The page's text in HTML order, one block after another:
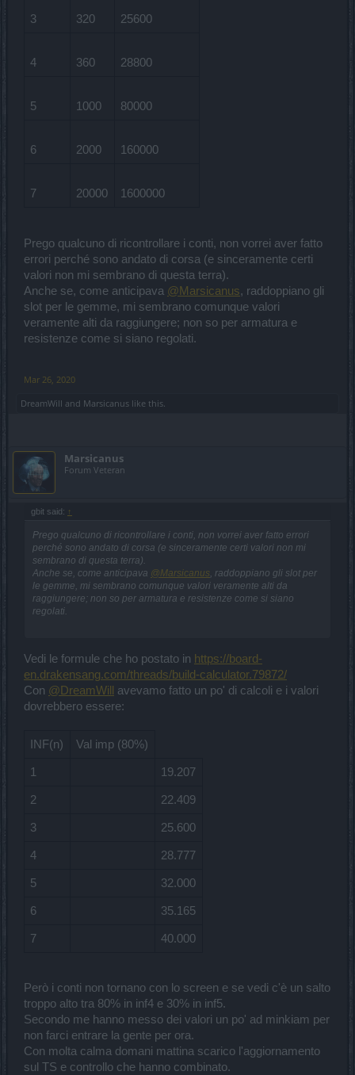
3 320 25600
4 360 28800
5 1000 80000
6 2000 160000
7 20000 1600000
Prego qualcuno di ricontrollare i conti, non vorrei aver fatto
errori perché sono andato di corsa (e sinceramente certi
valori non mi sembrano di questa terra).
Anche se, come anticipava @Marsicanus, raddoppiano gli
slot per le gemme, mi sembrano comunque valori
veramente alti da raggiungere; non so per armatura e
resistenze come si siano regolati.​
Mar 26, 2020
DreamWill and Marsicanus like this.
Marsicanus
Forum Veteran
gbit said: ↑
Prego qualcuno di ricontrollare i conti, non vorrei aver fatto errori
perché sono andato di corsa (e sinceramente certi valori non mi
sembrano di questa terra).
Anche se, come anticipava @Marsicanus, raddoppiano gli slot per
le gemme, mi sembrano comunque valori veramente alti da
raggiungere; non so per armatura e resistenze come si siano
regolati.​
Vedi le formule che ho postato in https://board-
en.drakensang.com/threads/build-calculator.79872/
Con @DreamWill avevamo fatto un po' di calcoli e i valori
dovrebbero essere:
INF(n) Val imp (80%)
1 19.207
2 22.409
3 25.600
4 28.777
5 32.000
6 35.165
7 40.000
Però i conti non tornano con lo screen e se vedi c'è un salto
troppo alto tra 80% in inf4 e 30% in inf5.
Secondo me hanno messo dei valori un po' ad minkiam per
non farci entrare la gente per ora.
Con molta calma domani mattina scarico l'aggiornamento
sul TS e controllo che hanno combinato.